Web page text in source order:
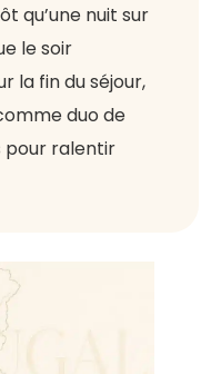
qu’une nuit sur
le soir
la fin du séjour,
duo de
pour ralentir